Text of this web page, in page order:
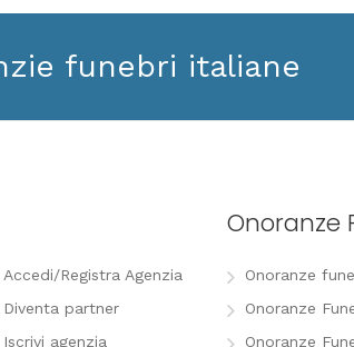
funebri italiane
Accedi/Registra Agenzia
Diventa partner
Iscrivi agenzia
Onoranze
Onoranze
Onoranze
Onoranze